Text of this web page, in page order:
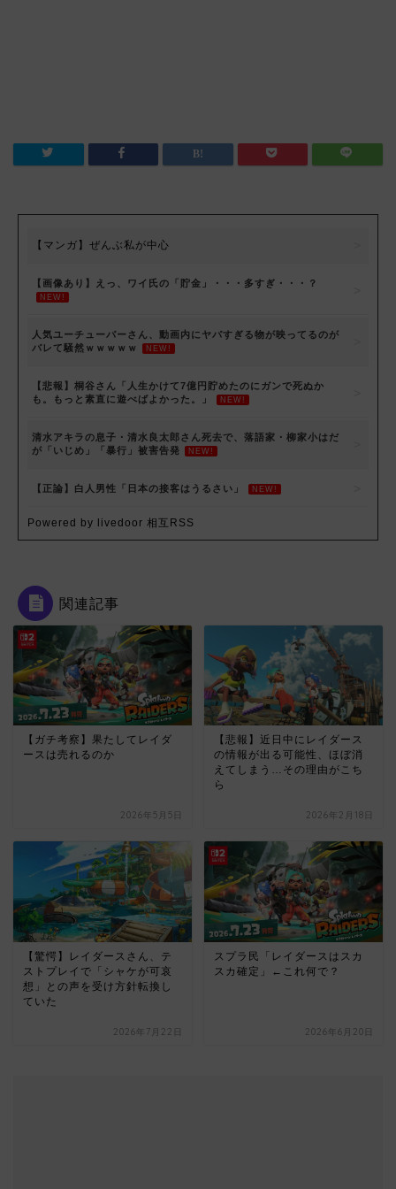
【マンガ】ぜんぶ私が中心
【画像あり】えっ、ワイ氏の「貯金」・・・多すぎ・・・？
NEW!
人気ユーチューバーさん、動画内にヤバすぎる物が映ってるのが
バレて騒然ｗｗｗｗｗ
NEW!
【悲報】桐谷さん「人生かけて7億円貯めたのにガンで死ぬか
も。もっと素直に遊べばよかった。」
NEW!
清水アキラの息子・清水良太郎さん死去で、落語家・柳家小はだ
が「いじめ」「暴行」被害告発
NEW!
【正論】白人男性「日本の接客はうるさい」 NEW!
Powered by livedoor 相互RSS
関連記事
【ガチ考察】果たしてレイダ
ースは売れるのか
2026年5月5日
【悲報】近日中にレイダース
の情報が出る可能性、ほぼ消
えてしまう…その理由がこち
ら
2026年2月18日
【驚愕】レイダースさん、テ
ストプレイで「シャケが可哀
想」との声を受け方針転換し
ていた
2026年7月22日
スプラ民「レイダースはスカ
スカ確定」←これ何で？
2026年6月20日